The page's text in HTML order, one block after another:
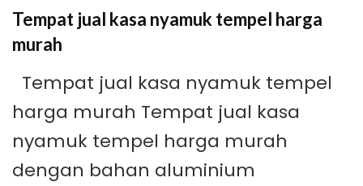
Tempat jual kasa nyamuk tempel harga
murah
Tempat jual kasa nyamuk tempel
harga murah Tempat jual kasa
nyamuk tempel harga murah
dengan bahan aluminium